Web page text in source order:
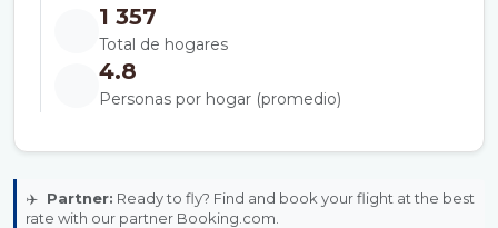
1 357
Total de hogares
4.8
Personas por hogar (promedio)
✈️ Partner: Ready to fly? Find and book your flight at the best
rate with our partner Booking.com.